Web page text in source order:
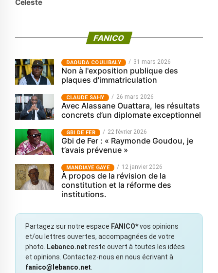
Celeste
FANICO
‎DAOUDA COULIBALY 31 mars 2026
Non à l'exposition publique des
plaques d'immatriculation
CLAUDE SAHY 26 mars 2026
Avec Alassane Ouattara, les résultats
concrets d’un diplomate exceptionnel
GBI DE FER 22 février 2026
Gbi de Fer : « Raymonde Goudou, je
t’avais prévenue »
MANDIAYE GAYE 12 janvier 2026
À propos de la révision de la
constitution et la réforme des
institutions.
Partagez sur notre espace FANICO*vos opinions
et/ou lettres ouvertes, accompagnées de votre
photo.
Lebanco.net reste ouvert à toutes les idées
et opinions. Contactez-nous en nous écrivant à
fanico@lebanco.net